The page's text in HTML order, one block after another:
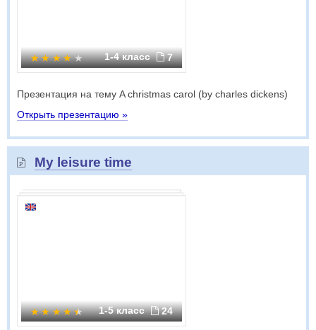
1-4 класс 7
Презентация на тему A christmas carol (by charles dickens)
Открыть презентацию »
My leisure time
1-5 класс 24